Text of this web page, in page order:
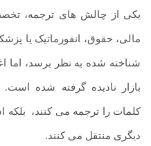
یکی از چالش های ترجمه،
مالی، حقوق، انفورماتیک یا
شناخته شده به نظر برسد، اما
بازار نادیده گرفته شده
کلمات را ترجمه می کنند، بلکه
دیگری منتقل می کنند.